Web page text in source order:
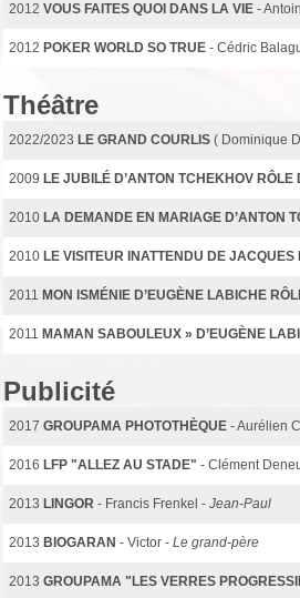
2012 VOUS FAITES QUOI DANS LA VIE -
2012 POKER WORLD SO TRUE - Cédric
Théâtre
2022/2023 LE GRAND COURLIS ( Dominique
2009 LE JUBILÉ D’ANTON TCHEKHOV RÔLE
2010 LA DEMANDE EN MARIAGE D’ANTON
2010 LE VISITEUR INATTENDU DE JACQUES
2011 MON ISMÉNIE D’EUGÈNE LABICHE
2011 MAMAN SABOULEUX » D’EUGÈNE
Publicité
2017 GROUPAMA PHOTOTHÈQUE - Aurélien
2016 LFP "ALLEZ AU STADE" - Clément
2013 LINGOR - Francis Frenkel - Jean-Paul
2013 BIOGARAN - Victor - Le grand-père
2013 GROUPAMA "LES VERRES